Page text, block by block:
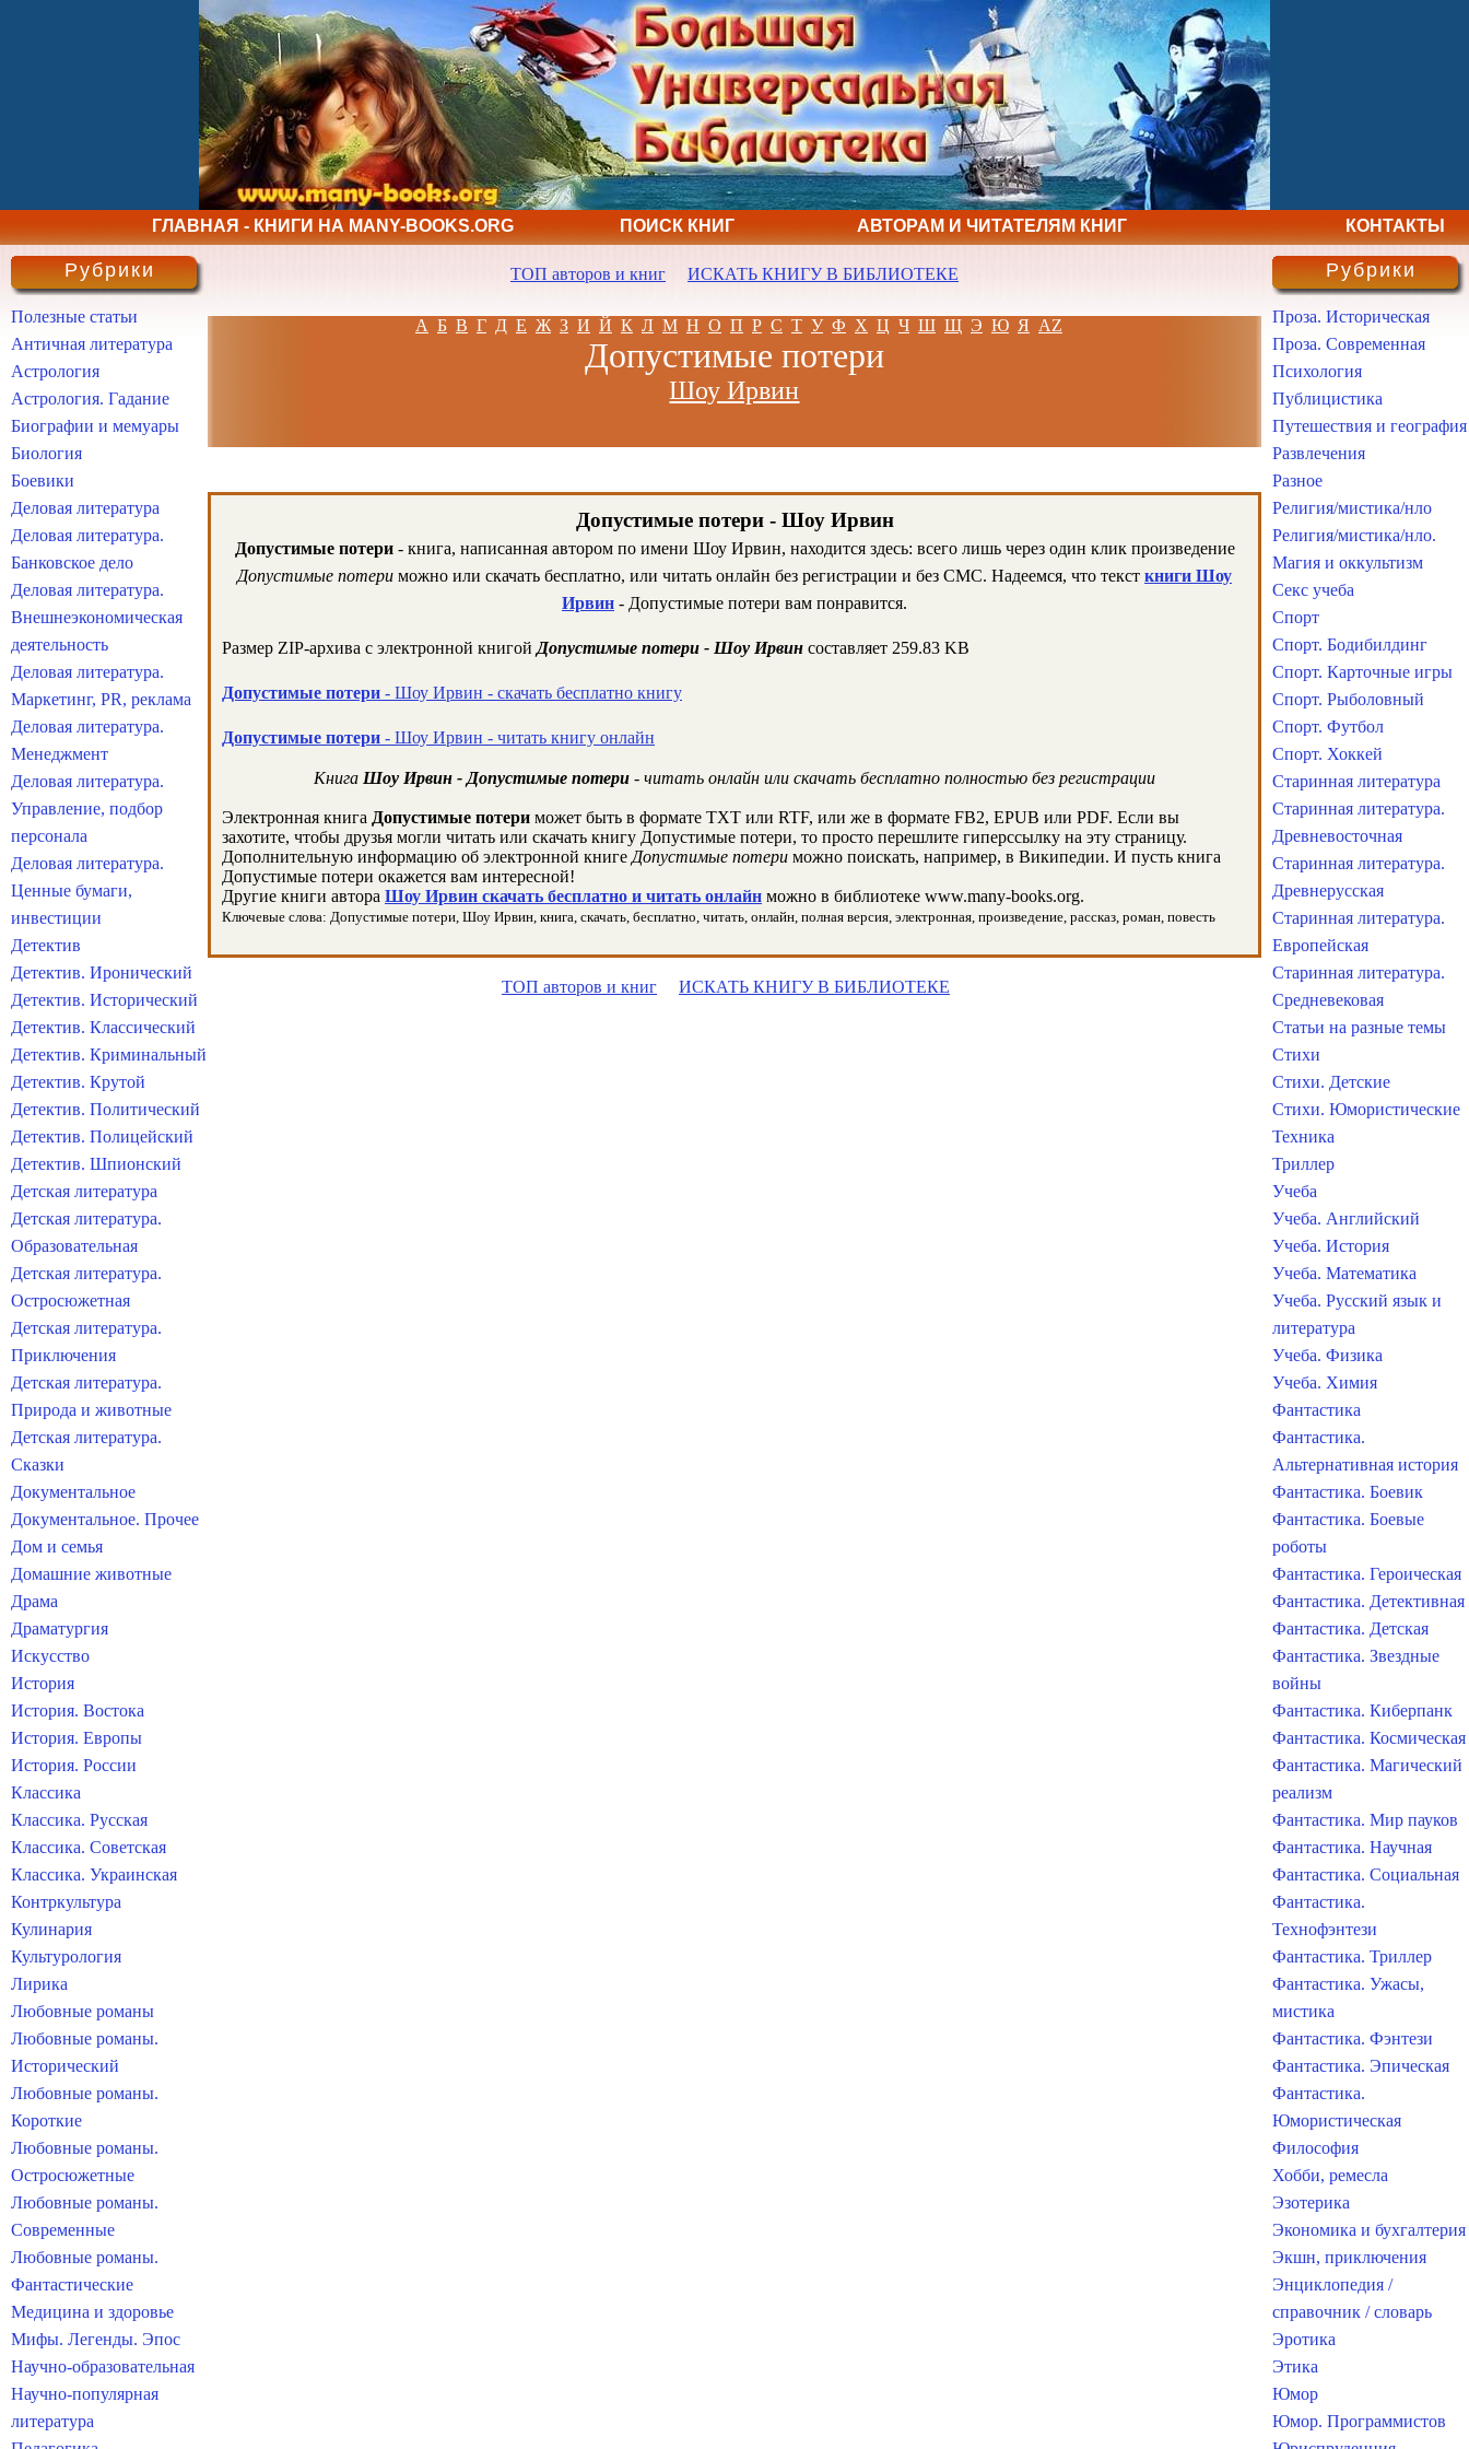
ГЛАВНАЯ - КНИГИ НА MANY-BOOKS.ORG ПОИСК КНИГ АВТОРАМ И ЧИТАТЕЛЯМ КНИГ КОНТАКТЫ
ТОП авторов и книг ИСКАТЬ КНИГУ В БИБЛИОТЕКЕ
А Б В Г Д Е Ж З И Й К Л М Н О П Р С Т У Ф Х Ц Ч Ш Щ Э Ю Я AZ
Допустимые потери
Шоу Ирвин
Допустимые потери - Шоу Ирвин
Допустимые потери- книга, написанная автором по имени Шоу Ирвин, находится здесь: всего лишь через один клик произведение
Допустимые потери можно или скачать бесплатно, или читать онлайн без регистрации и без СМС. Надеемся, что текст книги Шоу
Ирвин - Допустимые потери вам понравится.
Размер ZIP-архива c электронной книгой Допустимые потери - Шоу Ирвин составляет 259.83 KB
Допустимые потери - Шоу Ирвин - скачать бесплатно книгу
Допустимые потери - Шоу Ирвин - читать книгу онлайн
Книга Шоу Ирвин - Допустимые потери - читать онлайн или скачать бесплатно полностью без регистрации
Электронная книга Допустимые потери может быть в формате TXT или RTF, или же в формате FB2, EPUB или PDF. Если вы
захотите, чтобы друзья могли читать или скачать книгу Допустимые потери, то просто перешлите гиперссылку на эту страницу.
Дополнительную информацию об электронной книге Допустимые потери можно поискать, например, в Википедии. И пусть книга
Допустимые потери окажется вам интересной!
Другие книги автора Шоу Ирвин скачать бесплатно и читать онлайн можно в библиотеке www.many-books.org.
Ключевые слова: Допустимые потери, Шоу Ирвин, книга, скачать, бесплатно, читать, онлайн, полная версия, электронная, произведение, рассказ, роман, повесть
ТОП авторов и книг ИСКАТЬ КНИГУ В БИБЛИОТЕКЕ
Рубрики
Полезные статьи
Античная литература
Астрология
Астрология. Гадание
Биографии и мемуары
Биология
Боевики
Деловая литература
Деловая литература.
Банковское дело
Деловая литература.
Внешнеэкономическая
деятельность
Деловая литература.
Маркетинг, PR, реклама
Деловая литература.
Менеджмент
Деловая литература.
Управление, подбор
персонала
Деловая литература.
Ценные бумаги,
инвестиции
Детектив
Детектив. Иронический
Детектив. Исторический
Детектив. Классический
Детектив. Криминальный
Детектив. Крутой
Детектив. Политический
Детектив. Полицейский
Детектив. Шпионский
Детская литература
Детская литература.
Образовательная
Детская литература.
Остросюжетная
Детская литература.
Приключения
Детская литература.
Природа и животные
Детская литература.
Сказки
Документальное
Документальное. Прочее
Дом и семья
Домашние животные
Драма
Драматургия
Искусство
История
История. Востока
История. Европы
История. России
Классика
Классика. Русская
Классика. Советская
Классика. Украинская
Контркультура
Кулинария
Культурология
Лирика
Любовные романы
Любовные романы.
Исторический
Любовные романы.
Короткие
Любовные романы.
Остросюжетные
Любовные романы.
Современные
Любовные романы.
Фантастические
Медицина и здоровье
Мифы. Легенды. Эпос
Научно-образовательная
Научно-популярная
литература
Рубрики
Проза. Историческая
Проза. Современная
Психология
Публицистика
Путешествия и география
Развлечения
Разное
Религия/мистика/нло
Религия/мистика/нло.
Магия и оккультизм
Секс учеба
Спорт
Спорт. Бодибилдинг
Спорт. Карточные игры
Спорт. Рыболовный
Спорт. Футбол
Спорт. Хоккей
Старинная литература
Старинная литература.
Древневосточная
Старинная литература.
Древнерусская
Старинная литература.
Европейская
Старинная литература.
Средневековая
Статьи на разные темы
Стихи
Стихи. Детские
Стихи. Юмористические
Техника
Триллер
Учеба
Учеба. Английский
Учеба. История
Учеба. Математика
Учеба. Русский язык и
литература
Учеба. Физика
Учеба. Химия
Фантастика
Фантастика.
Альтернативная история
Фантастика. Боевик
Фантастика. Боевые
роботы
Фантастика. Героическая
Фантастика. Детективная
Фантастика. Детская
Фантастика. Звездные
войны
Фантастика. Киберпанк
Фантастика. Космическая
Фантастика. Магический
реализм
Фантастика. Мир пауков
Фантастика. Научная
Фантастика. Социальная
Фантастика.
Технофэнтези
Фантастика. Триллер
Фантастика. Ужасы,
мистика
Фантастика. Фэнтези
Фантастика. Эпическая
Фантастика.
Юмористическая
Философия
Хобби, ремесла
Эзотерика
Экономика и бухгалтерия
Экшн, приключения
Энциклопедия /
справочник / словарь
Эротика
Этика
Юмор
Юмор. Программистов